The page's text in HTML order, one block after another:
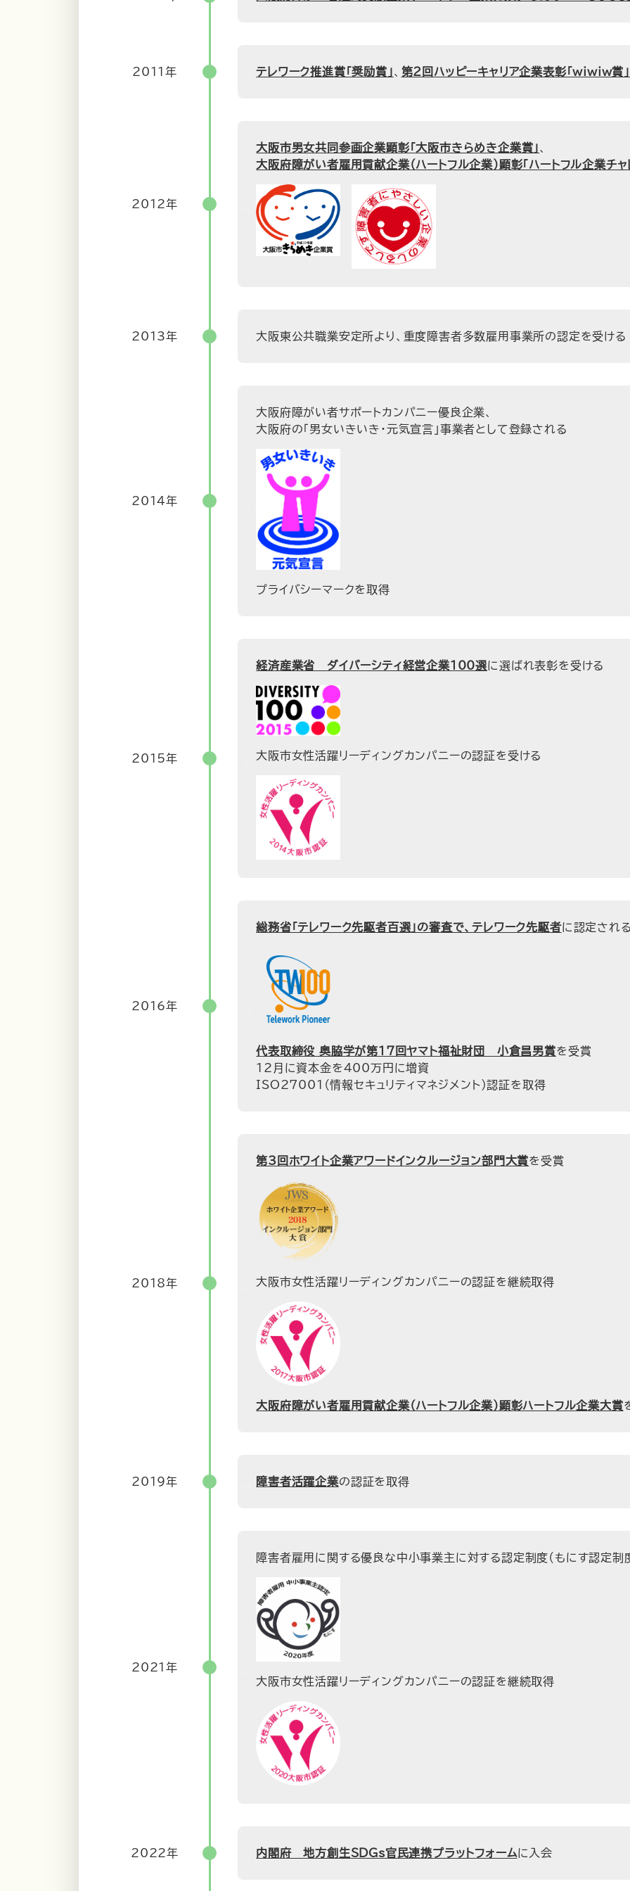
2011年 テレワーク推進賞「奨励賞」、 第2回ハッピーキャリア企業表彰「wiwiw賞
2012年
大阪市男女共同参画企業顕彰「大阪市きらめき企業賞」、
大阪府障がい者雇用貢献企業（ハートフル企業）顕彰「ハートフル企業チャ
2013年 大阪東公共職業安定所より、重度障害者多数雇用事業所の認定を受ける
2014年
大阪府障がい者サポートカンパニー優良企業、
大阪府の「男女いきいき・元気宣言」事業者として登録される
プライバシーマークを取得
2015年
経済産業省 ダイバーシティ経営企業100選に選ばれ表彰を受ける
大阪市女性活躍リーディングカンパニーの認証を受ける
2016年
総務省「テレワーク先駆者百選」の審査で、テレワーク先駆者に認定され
代表取締役 奥脇学が第17回ヤマト福祉財団 小倉昌男賞を受賞
12月に資本金を400万円に増資
ISO27001（情報セキュリティマネジメント）認証を取得
2018年
第3回ホワイト企業アワードインクルージョン部門大賞を受賞
大阪市女性活躍リーディングカンパニーの認証を継続取得
大阪府障がい者雇用貢献企業（ハートフル企業）顕彰ハートフル企業大賞
2019年 障害者活躍企業の認証を取得
2021年
障害者雇用に関する優良な中小事業主に対する認定制度（もにす認定制
大阪市女性活躍リーディングカンパニーの認証を継続取得
2022年 内閣府 地方創生SDGs官民連携プラットフォームに入会